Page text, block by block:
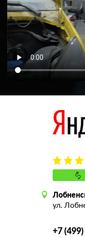
ул.
+7